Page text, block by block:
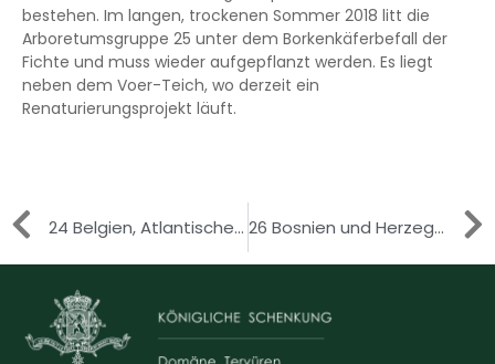
bestehen. Im langen, trockenen Sommer 2018 litt die
Arboretumsgruppe 25 unter dem Borkenkäferbefall der
Fichte und muss wieder aufgepflanzt werden. Es liegt
neben dem Voer-Teich, wo derzeit ein
Renaturierungsprojekt läuft.
24 Belgien, Atlantisches Laubwaldgebiet 26 Bosnien und Herzegovina, Dinarische Alpen